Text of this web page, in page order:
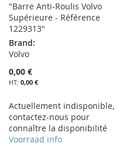
"Barre Anti-Roulis Volvo
Supérieure - Référence
1229313"
Brand:
Volvo
0,00 €
0,00 €
Actuellement indisponible,
contactez-nous pour
connaître la disponibilité
Voorraad info